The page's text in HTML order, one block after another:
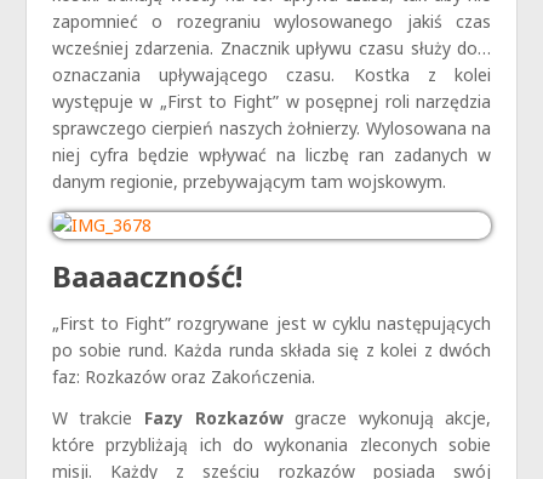
zapomnieć o rozegraniu wylosowanego jakiś czas
wcześniej zdarzenia. Znacznik upływu czasu służy do…
oznaczania upływającego czasu. Kostka z kolei
występuje w „First to Fight” w posępnej roli narzędzia
sprawczego cierpień naszych żołnierzy. Wylosowana na
niej cyfra będzie wpływać na liczbę ran zadanych w
danym regionie, przebywającym tam wojskowym.
Baaaaczność!
„First to Fight” rozgrywane jest w cyklu następujących
po sobie rund. Każda runda składa się z kolei z dwóch
faz: Rozkazów oraz Zakończenia.
W trakcie Fazy Rozkazówgracze wykonują akcje,
które przybliżają ich do wykonania zleconych sobie
misji. Każdy z sześciu rozkazów posiada swój